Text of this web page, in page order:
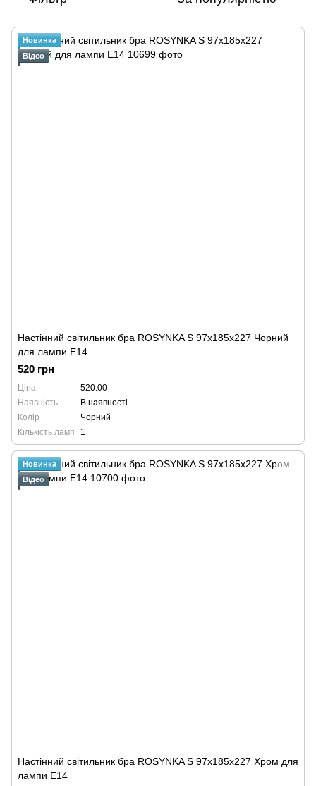
Новинка
Відео
Настінний світильник бра ROSYNKA S 97x185x227 Чорний
для лампи Е14
520 грн
Ціна
520.00
Наявність
В наявності
Колір
Чорний
Кількість ламп
1
Новинка
Відео
Настінний світильник бра ROSYNKA S 97x185x227 Хром для
лампи Е14